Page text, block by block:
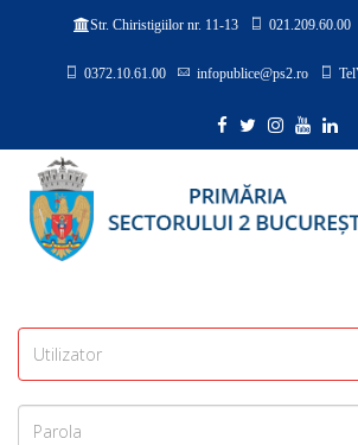
Str. Chiristigiilor nr. 11-13 021.209.60.00
0372.10.61.00 infopublice@ps2.ro